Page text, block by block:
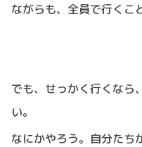
ながらも、全員で行くこ
でも、せっかく行くなら
い。
なにかやろう。自分たち